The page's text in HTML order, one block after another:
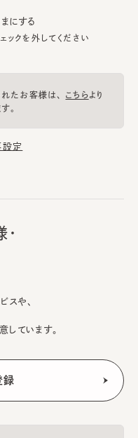
にする
クを外してください
たお客様は、 こちらより
。
設定
スや、
しています。